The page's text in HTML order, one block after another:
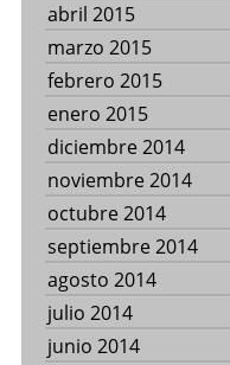
abril 2015
marzo 2015
febrero 2015
enero 2015
diciembre 2014
noviembre 2014
octubre 2014
septiembre 2014
agosto 2014
julio 2014
junio 2014